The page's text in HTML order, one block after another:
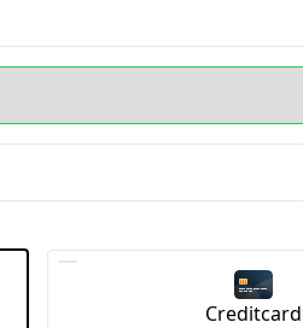
Creditcard